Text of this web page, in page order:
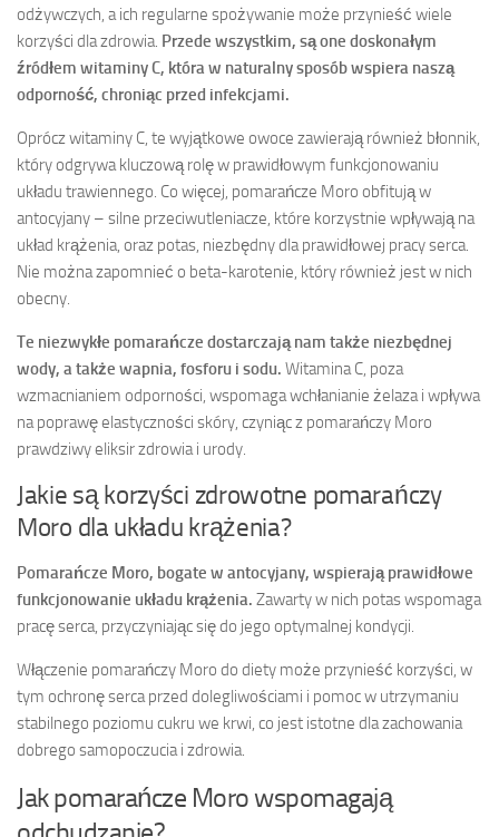
odżywczych, a ich regularne spożywanie może przynieść wiele
korzyści dla zdrowia. Przede wszystkim, są one doskonałym
źródłem witaminy C, która w naturalny sposób wspiera naszą
odporność, chroniąc przed infekcjami.
Oprócz witaminy C, te wyjątkowe owoce zawierają również błonnik,
który odgrywa kluczową rolę w prawidłowym funkcjonowaniu
układu trawiennego. Co więcej, pomarańcze Moro obfitują w
antocyjany – silne przeciwutleniacze, które korzystnie wpływają na
układ krążenia, oraz potas, niezbędny dla prawidłowej pracy serca.
Nie można zapomnieć o beta-karotenie, który również jest w nich
obecny.
Te niezwykłe pomarańcze dostarczają nam także niezbędnej
wody, a także wapnia, fosforu i sodu. Witamina C, poza
wzmacnianiem odporności, wspomaga wchłanianie żelaza i wpływa
na poprawę elastyczności skóry, czyniąc z pomarańczy Moro
prawdziwy eliksir zdrowia i urody.
Jakie są korzyści zdrowotne pomarańczy
Moro dla układu krążenia?
Pomarańcze Moro, bogate w antocyjany, wspierają prawidłowe
funkcjonowanie układu krążenia. Zawarty w nich potas wspomaga
pracę serca, przyczyniając się do jego optymalnej kondycji.
Włączenie pomarańczy Moro do diety może przynieść korzyści, w
tym ochronę serca przed dolegliwościami i pomoc w utrzymaniu
stabilnego poziomu cukru we krwi, co jest istotne dla zachowania
dobrego samopoczucia i zdrowia.
Jak pomarańcze Moro wspomagają